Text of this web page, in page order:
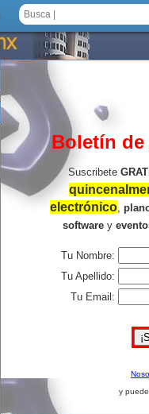
AGREGAR COMENTARIO
Refugio
Boletín de
Suscribete
electrónico,
softwarey
Tu Nombre:
Tu Apellido:
Tu Email:
y